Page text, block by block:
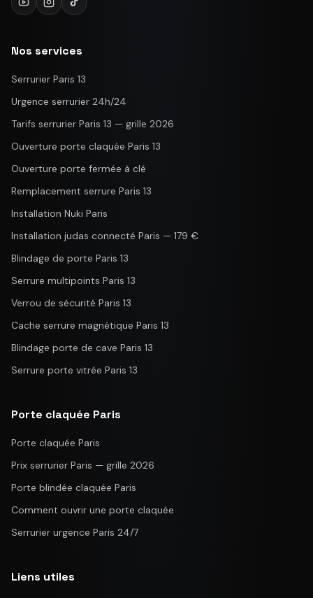
Nos services
Serrurier Paris 13
Urgence serrurier 24h/24
Tarifs serrurier Paris 13 — grille 2026
Ouverture porte claquée Paris 13
Ouverture porte fermée à clé
Remplacement serrure Paris 13
Installation Nuki Paris
Installation judas connecté Paris — 179 €
Blindage de porte Paris 13
Serrure multipoints Paris 13
Verrou de sécurité Paris 13
Cache serrure magnétique Paris 13
Blindage porte de cave Paris 13
Serrure porte vitrée Paris 13
Porte claquée Paris
Porte claquée Paris
Prix serrurier Paris — grille 2026
Porte blindée claquée Paris
Comment ouvrir une porte claquée
Serrurier urgence Paris 24/7
Liens utiles